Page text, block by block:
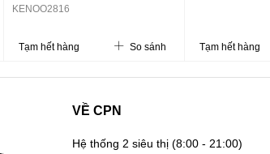
KENOO2816
Tạm hết hàng So sánh Tạm hết hàng
VỀ CPN
Hệ thống 2 siêu thị(8:00 - 21:00)